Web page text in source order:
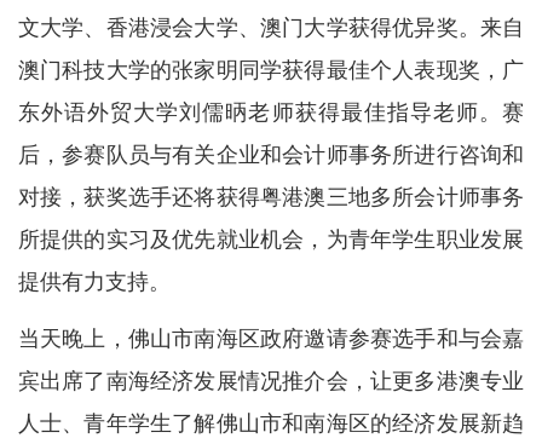
文大学、香港浸会大学、澳门大学获得优异奖。来自
澳门科技大学的张家明同学获得最佳个人表现奖，广
东外语外贸大学刘儒昞老师获得最佳指导老师。赛
后，参赛队员与有关企业和会计师事务所进行咨询和
对接，获奖选手还将获得粤港澳三地多所会计师事务
所提供的实习及优先就业机会，为青年学生职业发展
提供有力支持。
当天晚上，佛山市南海区政府邀请参赛选手和与会嘉
宾出席了南海经济发展情况推介会，让更多港澳专业
人士、青年学生了解佛山市和南海区的经济发展新趋